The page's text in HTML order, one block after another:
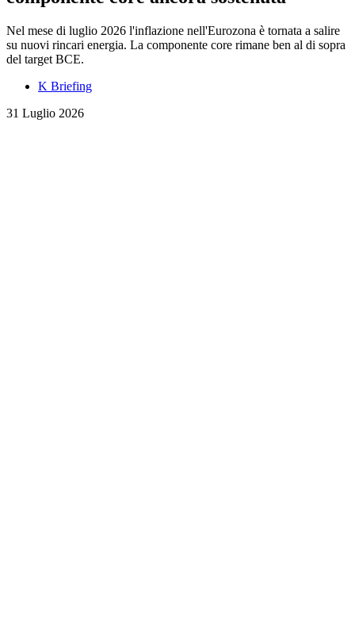
Nel mese di luglio 2026 l'inflazione nell'Eurozona è tornata a salire
su nuovi rincari energia. La componente core rimane ben al di sopra
del target BCE.
K Briefing
31 Luglio 2026